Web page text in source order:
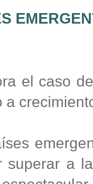
el caso
a
superar a